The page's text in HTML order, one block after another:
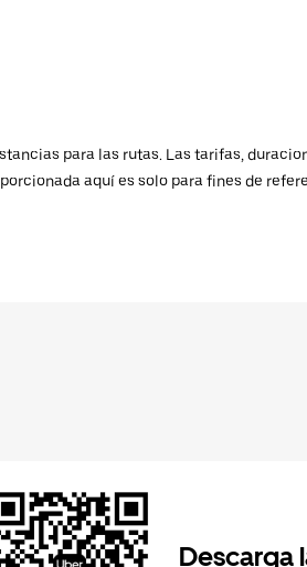
para las rutas. Las tarifas,
aquí es solo para fines de
Descarga